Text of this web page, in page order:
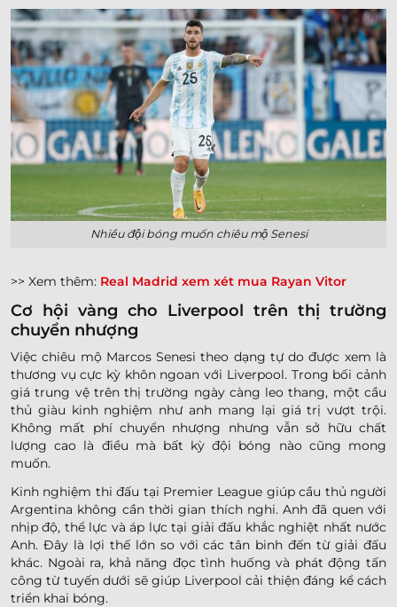
Nhiều đội bóng muốn chiêu mộ Senesi
>> Xem thêm: Real Madrid xem xét mua Rayan Vitor
Cơ hội vàng cho Liverpool trên thị trường
chuyển nhượng
Việc chiêu mộ Marcos Senesi theo dạng tự do được xem là
thương vụ cực kỳ khôn ngoan với Liverpool. Trong bối cảnh
giá trung vệ trên thị trường ngày càng leo thang, một cầu
thủ giàu kinh nghiệm như anh mang lại giá trị vượt trội.
Không mất phí chuyển nhượng nhưng vẫn sở hữu chất
lượng cao là điều mà bất kỳ đội bóng nào cũng mong
muốn.
Kinh nghiệm thi đấu tại Premier League giúp cầu thủ người
Argentina không cần thời gian thích nghi. Anh đã quen với
nhịp độ, thể lực và áp lực tại giải đấu khắc nghiệt nhất nước
Anh. Đây là lợi thế lớn so với các tân binh đến từ giải đấu
khác. Ngoài ra, khả năng đọc tình huống và phát động tấn
công từ tuyến dưới sẽ giúp Liverpool cải thiện đáng kể cách
triển khai bóng.